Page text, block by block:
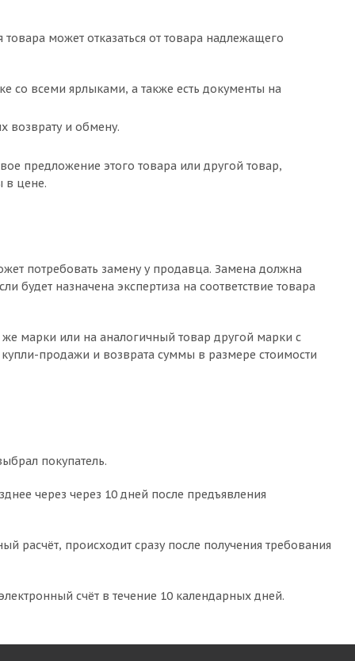
может отказаться от товара надлежащего
со всеми ярлыками, а также есть документы на
возврату и обмену.
предложение этого товара или другой товар,
в цене.
потребовать замену у продавца. Замена должна
будет назначена экспертиза на соответствие товара
марки или на аналогичный товар другой марки с
продажи и возврата суммы в размере стоимости
покупатель.
через через 10 дней после предъявления
расчёт, происходит сразу после получения требования
счёт в течение 10 календарных дней.